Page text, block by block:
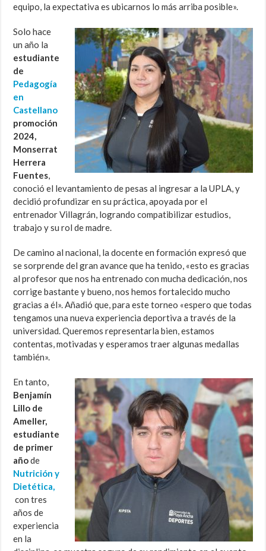
equipo, la expectativa es ubicarnos lo más arriba posible».
Solo hace
un año la
estudiante
de
Pedagogía
en
Castellano
promoción
2024,
Monserrat
Herrera
Fuentes,
conoció el levantamiento de pesas al ingresar a la UPLA, y
decidió profundizar en su práctica, apoyada por el
entrenador Villagrán, logrando compatibilizar estudios,
trabajo y su rol de madre.
De camino al nacional, la docente en formación expresó que
se sorprende del gran avance que ha tenido, «esto es gracias
al profesor que nos ha entrenado con mucha dedicación, nos
corrige bastante y bueno, nos hemos fortalecido mucho
gracias a él». Añadió que, para este torneo «espero que todas
tengamos una nueva experiencia deportiva a través de la
universidad.Queremos representarla bien, estamos
contentas, motivadas y esperamos traer algunas medallas
también».
En tanto,
Benjamín
Lillo de
Ameller,
estudiante
de primer
añode
Nutrición y
Dietética,
con tres
años de
experiencia
en la